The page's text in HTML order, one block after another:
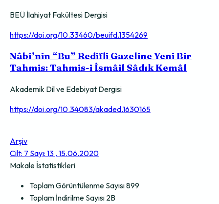
BEÜ İlahiyat Fakültesi Dergisi
https://doi.org/10.33460/beuifd.1354269
Nâbî’nin “Bu” Redifli Gazeline Yeni Bir
Tahmis: Tahmis-i İsmâil Sâdık Kemâl
Akademik Dil ve Edebiyat Dergisi
https://doi.org/10.34083/akaded.1630165
Arşiv
Cilt: 7 Sayı: 13 , 15.06.2020
Makale İstatistikleri
Toplam Görüntülenme Sayısı899
Toplam İndirilme Sayısı 2B